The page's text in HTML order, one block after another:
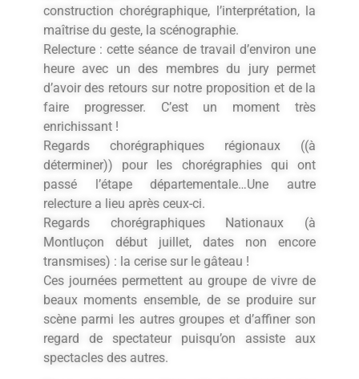
construction chorégraphique, l’interprétation, la
maîtrise du geste, la scénographie.
Relecture : cette séance de travail d’environ une
heure avec un des membres du jury permet
d’avoir des retours sur notre proposition et de la
faire progresser. C’est un moment très
enrichissant !
Regards chorégraphiques régionaux ((à
déterminer)) pour les chorégraphies qui ont
passé l’étape départementale…Une autre
relecture a lieu après ceux-ci.
Regards chorégraphiques Nationaux (à
Montluçon début juillet, dates non encore
transmises) : la cerise sur le gâteau !
Ces journées permettent au groupe de vivre de
beaux moments ensemble, de se produire sur
scène parmi les autres groupes et d’affiner son
regard de spectateur puisqu’on assiste aux
spectacles des autres.